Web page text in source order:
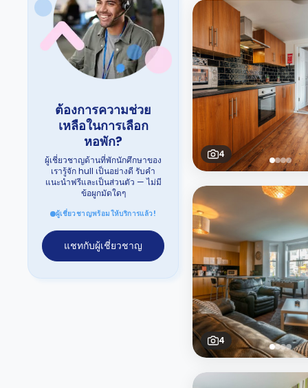
ต้องการความช่วย
เหลือในการเลือก
หอพัก?
ผู้เชี่ยวชาญด้านที่พักนักศึกษาของ
เรารู้จัก hull เป็นอย่างดี รับคำ
แนะนำฟรีและเป็นส่วนตัว — ไม่มี
ข้อผูกมัดใดๆ
ผู้เชี่ยวชาญพร้อมให้บริการแล้ว!
แชทกับผู้เชี่ยวชาญ
4
4